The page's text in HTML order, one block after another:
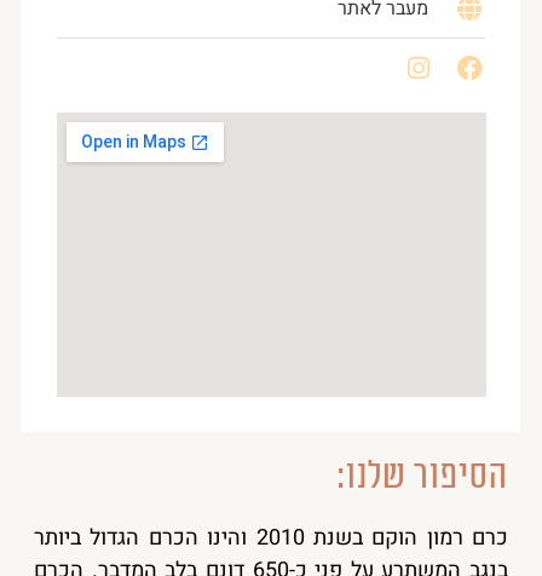
מעבר לאתר
הסיפור שלנו:
כרם רמון הוקם בשנת 2010 והינו הכרם הגדול ביותר